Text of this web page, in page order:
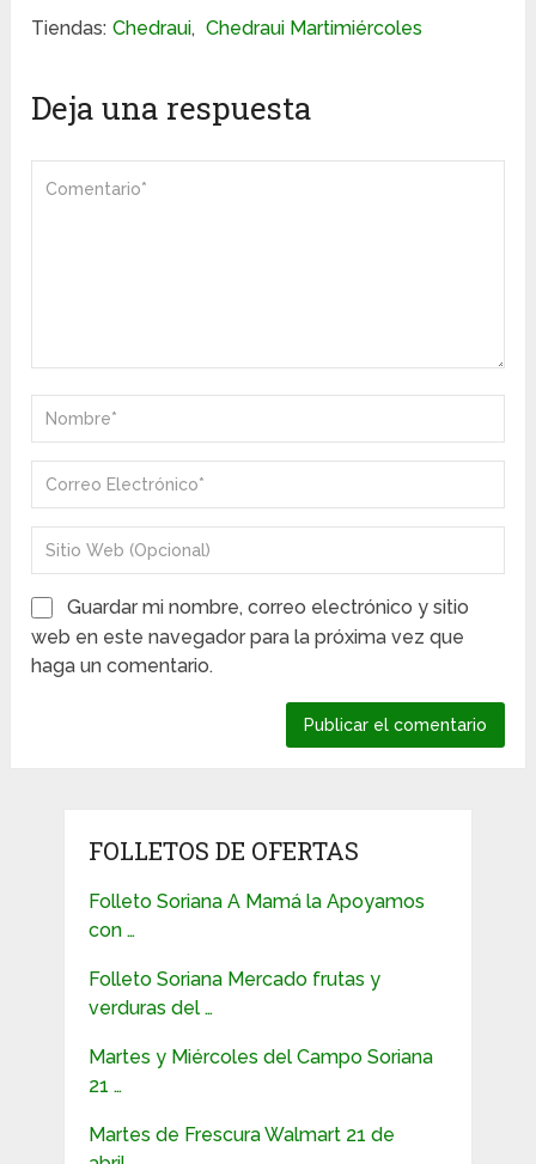
Tiendas: Chedraui, Chedraui Martimiércoles
Deja una respuesta
Guardar mi nombre, correo electrónico y sitio
web en este navegador para la próxima vez que
haga un comentario.
FOLLETOS DE OFERTAS
Folleto Soriana A Mamá la Apoyamos
con …
Folleto Soriana Mercado frutas y
verduras del …
Martes y Miércoles del Campo Soriana
21 …
Martes de Frescura Walmart 21 de